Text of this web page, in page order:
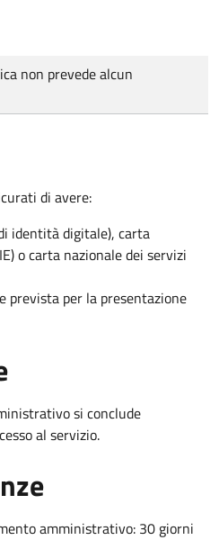
non prevede alcun
di avere:
identità digitale), carta
o carta nazionale dei servizi
prevista per la presentazione
si conclude
al servizio.
amministrativo: 30 giorni